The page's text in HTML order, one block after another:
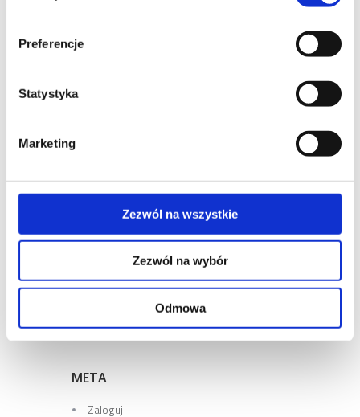
Preferencje
Statystyka
Marketing
Zezwól na wszystkie
Zezwól na wybór
Odmowa
KOMENTARZE
ARCHIWA
KATEGORIE
META
Zaloguj